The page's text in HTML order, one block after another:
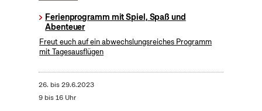
Ferienprogramm mit Spiel, Spaß und
Abenteuer
Freut euch auf ein abwechslungsreiches Programm
mit Tagesausflügen
26. bis29.6.2023
9 bis 16 Uhr